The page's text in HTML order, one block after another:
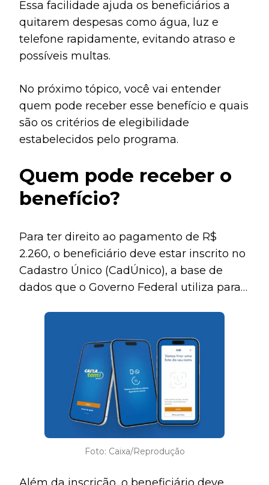
desnecessários.
Essa facilidade ajuda os beneficiários a
quitarem despesas como água, luz e
telefone rapidamente, evitando atraso e
possíveis multas.
No próximo tópico, você vai entender
quem pode receber esse benefício e quais
são os critérios de elegibilidade
estabelecidos pelo programa.
Quem pode receber o
benefício?
Para ter direito ao pagamento de R$
2.260, o beneficiário deve estar inscrito no
Cadastro Único (CadÚnico), a base de
dados que o Governo Federal utiliza para
Foto: Caixa/Reprodução